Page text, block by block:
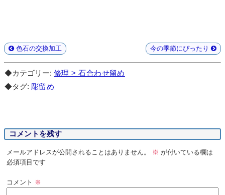
色石の交換加工 今の季節にぴったり
◆カテゴリー: 修理 > 石合わせ留め
◆タグ: 彫留め
コメントを残す
メールアドレスが公開されることはありません。 ※ が付いている欄は
必須項目です
コメント ※